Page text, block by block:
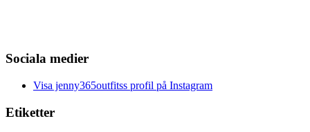
Sociala medier
Visa jenny365outfitss profil på Instagram
Etiketter